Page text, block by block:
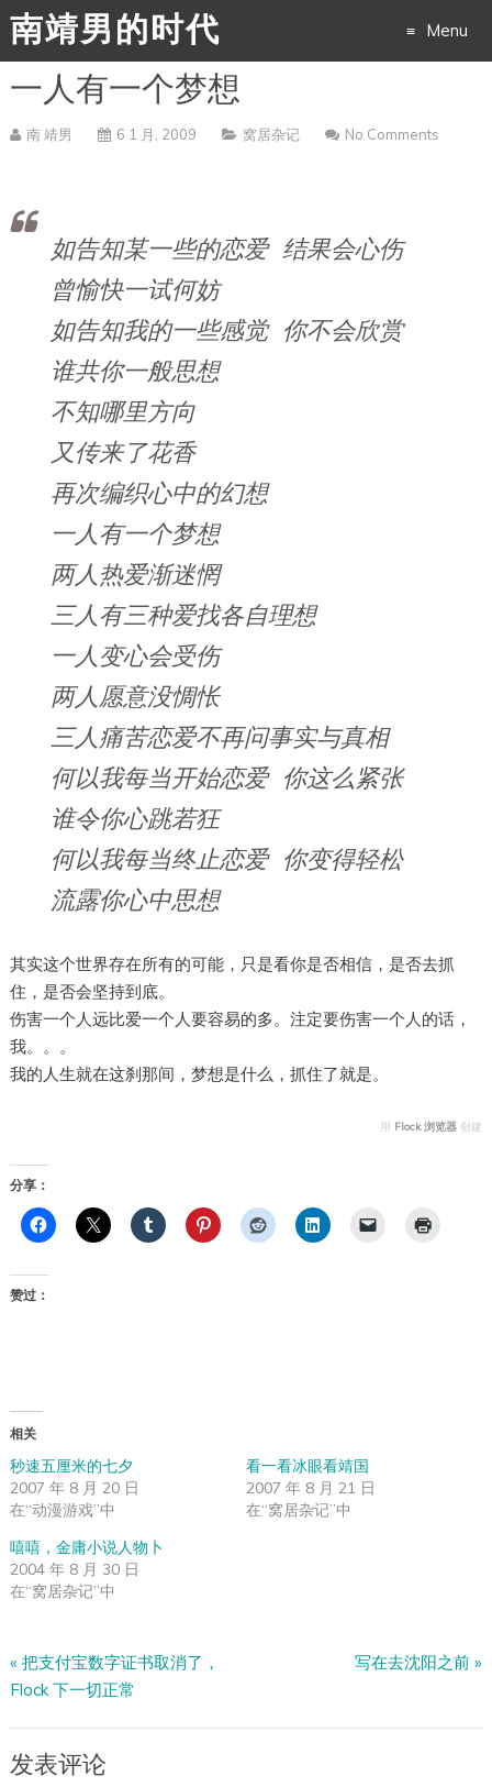
南靖男的时代 Menu
to
一人有一个梦想
南 靖男 6 1 月, 2009 窝居杂记 No Comments
如告知某一些的恋爱 结果会心伤
曾愉快一试何妨
如告知我的一些感觉 你不会欣赏
谁共你一般思想
不知哪里方向
又传来了花香
再次编织心中的幻想
一人有一个梦想
两人热爱渐迷惘
三人有三种爱找各自理想
一人变心会受伤
两人愿意没惆怅
三人痛苦恋爱不再问事实与真相
何以我每当开始恋爱 你这么紧张
谁令你心跳若狂
何以我每当终止恋爱 你变得轻松
流露你心中思想
其实这个世界存在所有的可能，只是看你是否相信，是否去抓
住，是否会坚持到底。
伤害一个人远比爱一个人要容易的多。注定要伤害一个人的话，
我。。。
我的人生就在这刹那间，梦想是什么，抓住了就是。
用 Flock 浏览器 创建
分享：
赞过：
相关
秒速五厘米的七夕
2007 年 8 月 20 日
在“动漫游戏”中
看一看冰眼看靖国
2007 年 8 月 21 日
在“窝居杂记”中
嘻嘻，金庸小说人物卜
2004 年 8 月 30 日
在“窝居杂记”中
« 把支付宝数字证书取消了，
Flock 下一切正常
写在去沈阳之前 »
发表评论